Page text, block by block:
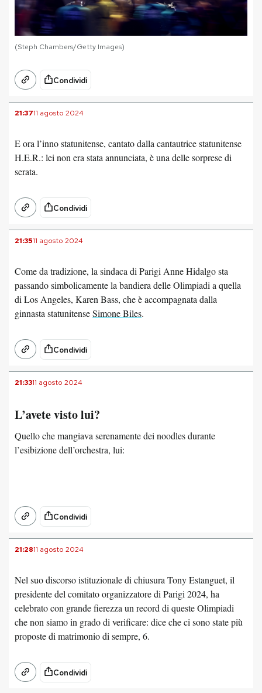
(Steph Chambers/Getty Images)
Condividi
21:3711 agosto 2024
E ora l’inno statunitense, cantato dalla cantautrice statunitense
H.E.R.: lei non era stata annunciata, è una delle sorprese di
serata.
Condividi
21:3511 agosto 2024
Come da tradizione, la sindaca di Parigi Anne Hidalgo sta
passando simbolicamente la bandiera delle Olimpiadi a quella
di Los Angeles, Karen Bass, che è accompagnata dalla
ginnasta statunitenseSimone Biles.
Condividi
21:3311 agosto 2024
L’avete visto lui?
Quello che mangiava serenamente dei noodles durante
l’esibizione dell’orchestra, lui:
Condividi
21:2811 agosto 2024
Nel suo discorso istituzionale di chiusura Tony Estanguet, il
presidente del comitato organizzatore di Parigi 2024, ha
celebrato con grande fierezza un record di queste Olimpiadi
che non siamo in grado di verificare: dice che ci sono state più
proposte di matrimonio di sempre, 6.
Condividi